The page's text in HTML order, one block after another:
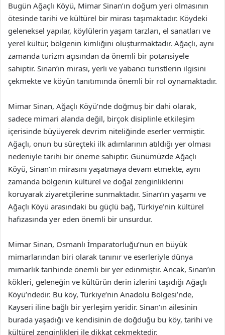
Bugün Ağaçlı Köyü, Mimar Sinan’ın doğum yeri olmasının
ötesinde tarihi ve kültürel bir mirası taşımaktadır. Köydeki
geleneksel yapılar, köylülerin yaşam tarzları, el sanatları ve
yerel kültür, bölgenin kimliğini oluşturmaktadır. Ağaçlı, aynı
zamanda turizm açısından da önemli bir potansiyele
sahiptir. Sinan’ın mirası, yerli ve yabancı turistlerin ilgisini
çekmekte ve köyün tanıtımında önemli bir rol oynamaktadır.
Mimar Sinan, Ağaçlı Köyü’nde doğmuş bir dahi olarak,
sadece mimari alanda değil, birçok disiplinle etkileşim
içerisinde büyüyerek devrim niteliğinde eserler vermiştir.
Ağaçlı, onun bu süreçteki ilk adımlarının atıldığı yer olması
nedeniyle tarihi bir öneme sahiptir. Günümüzde Ağaçlı
Köyü, Sinan’ın mirasını yaşatmaya devam etmekte, aynı
zamanda bölgenin kültürel ve doğal zenginliklerini
koruyarak ziyaretçilerine sunmaktadır. Sinan’ın yaşamı ve
Ağaçlı Köyü arasındaki bu güçlü bağ, Türkiye’nin kültürel
hafızasında yer eden önemli bir unsurdur.
Mimar Sinan, Osmanlı İmparatorluğu’nun en büyük
mimarlarından biri olarak tanınır ve eserleriyle dünya
mimarlık tarihinde önemli bir yer edinmiştir. Ancak, Sinan’ın
kökleri, geleneğin ve kültürün derin izlerini taşıdığı Ağaçlı
Köyü’ndedir. Bu köy, Türkiye’nin Anadolu Bölgesi’nde,
Kayseri iline bağlı bir yerleşim yeridir. Sinan’ın ailesinin
burada yaşadığı ve kendisinin de doğduğu bu köy, tarihi ve
kültürel zenginlikleri ile dikkat çekmektedir.